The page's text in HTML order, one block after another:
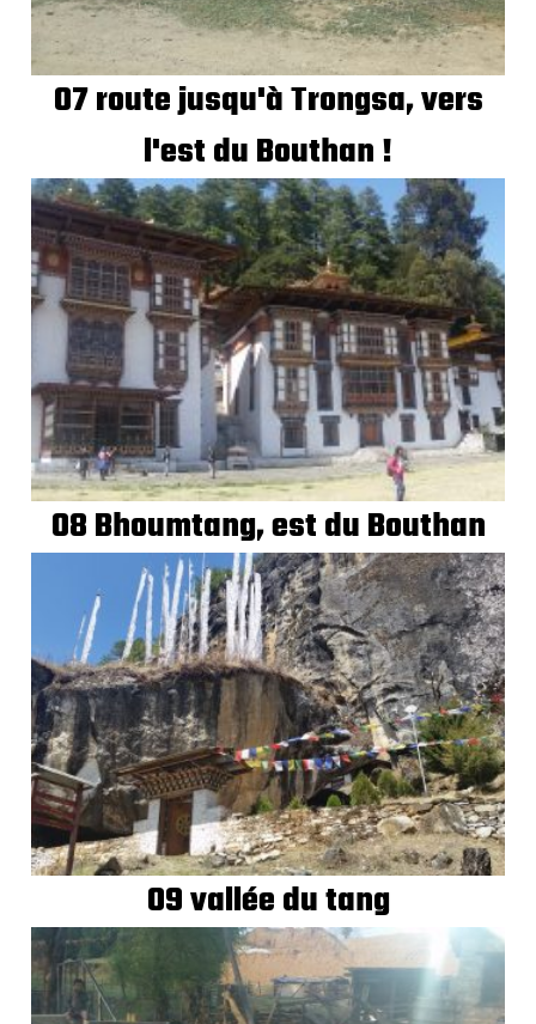
07 route jusqu'à Trongsa, vers
l'est du Bouthan !
08 Bhoumtang, est du Bouthan
09 vallée du tang